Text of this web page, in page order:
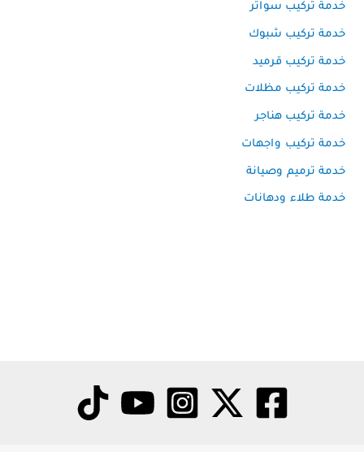
خدمة تركيب سواتر
خدمة تركيب شبوك
خدمة تركيب قرميد
خدمة تركيب مظلات
خدمة تركيب هناجر
خدمة تركيب واجهات
خدمة ترميم وصيانة
خدمة طلاء ودهانات